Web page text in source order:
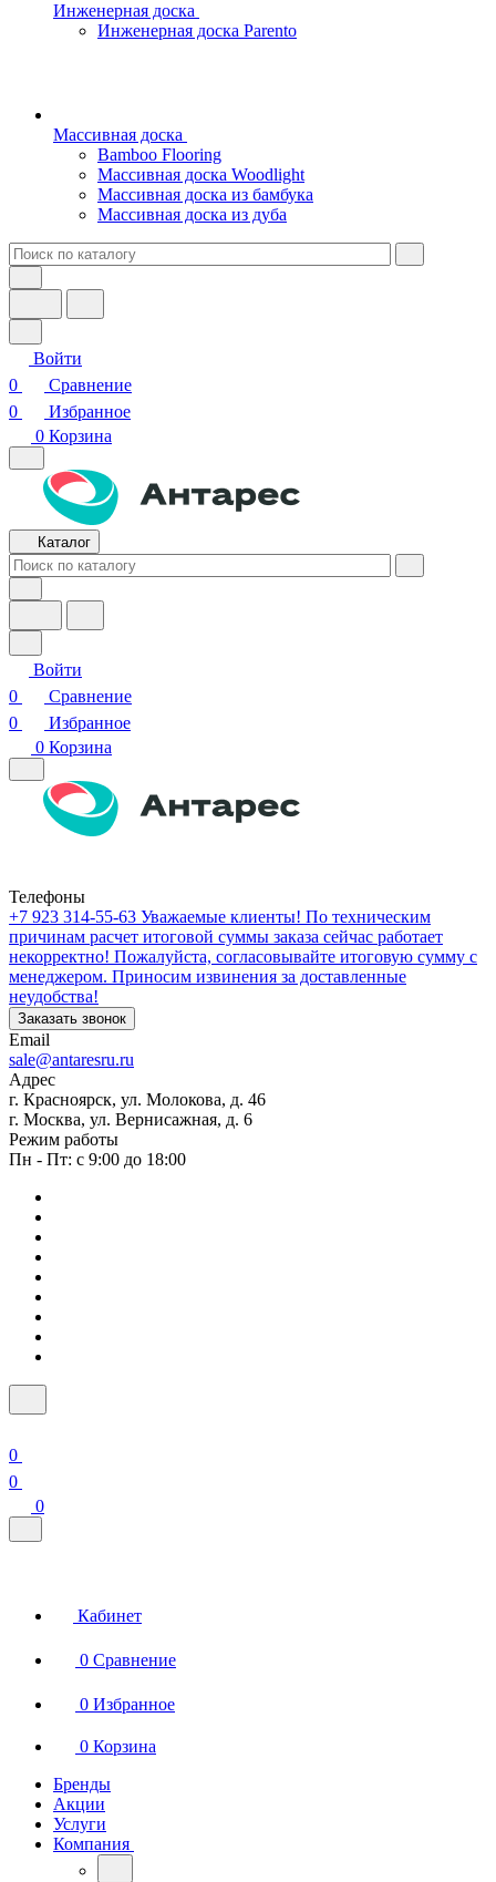
Инженерная доска
Инженерная доска Parento
Массивная доска
Bamboo Flooring
Массивная доска Woodlight
Массивная доска из бамбука
Массивная доска из дуба
Войти
0
Сравнение
0
Избранное
0 Корзина
Каталог
Войти
0
Сравнение
0
Избранное
0 Корзина
Телефоны
+7 923 314-55-63 Уважаемые клиенты! По техническим
причинам расчет итоговой суммы заказа сейчас работает
некорректно! Пожалуйста, согласовывайте итоговую сумму с
менеджером. Приносим извинения за доставленные
неудобства!
Заказать звонок
Email
sale@antaresru.ru
Адрес
г. Красноярск, ул. Молокова, д. 46
г. Москва, ул. Вернисажная, д. 6
Режим работы
Пн - Пт: с 9:00 до 18:00
0
0
0
Кабинет
0 Сравнение
0 Избранное
0 Корзина
Бренды
Акции
Услуги
Компания